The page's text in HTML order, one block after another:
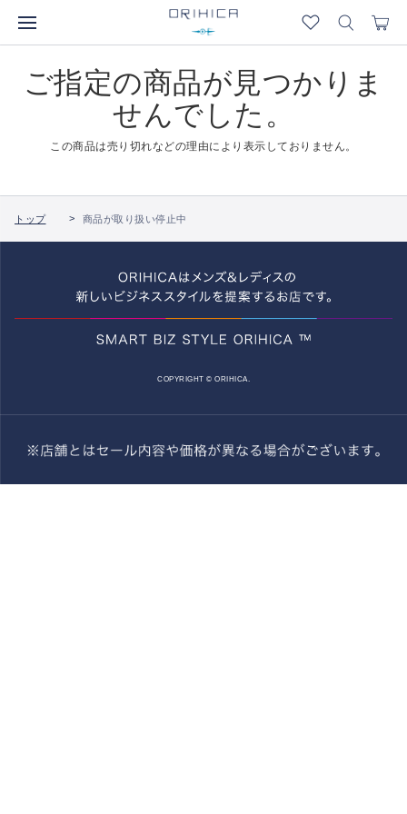
ご指定の商品が見つかりま
せんでした。
この商品は売り切れなどの理由により表示しておりません。
トップ 商品が取り扱い停止中
COPYRIGHT © ORIHICA.